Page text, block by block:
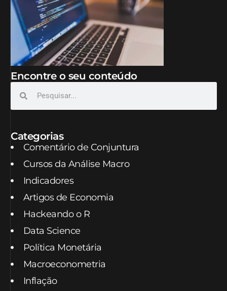
Encontre o seu conteúdo
Categorias
Comentário de Conjuntura
Cursos da Análise Macro
Indicadores
Artigos de Economia
Hackeando o R
Data Science
Política Monetária
Macroeconometria
Inflação